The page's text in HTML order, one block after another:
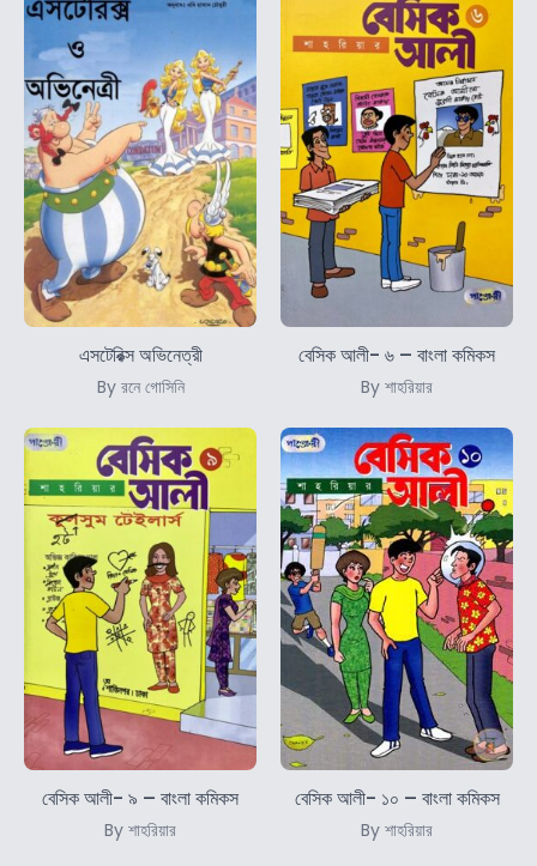
এসটেরিক্স অভিনেত্রী
By রনে গোসিনি
বেসিক আলী- ৬ – বাংলা কমিকস
By শাহরিয়ার
বেসিক আলী- ৯ – বাংলা কমিকস
By শাহরিয়ার
বেসিক আলী- ১০ – বাংলা কমিকস
By শাহরিয়ার